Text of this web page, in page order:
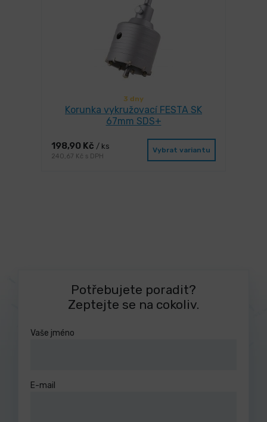
3 dny
Korunka vykružovací FESTA SK
67mm SDS+
198,90 Kč / ks
240,67 Kč s DPH
Vybrat variantu
Potřebujete poradit?
Zeptejte se na cokoliv.
Vaše jméno
E-mail